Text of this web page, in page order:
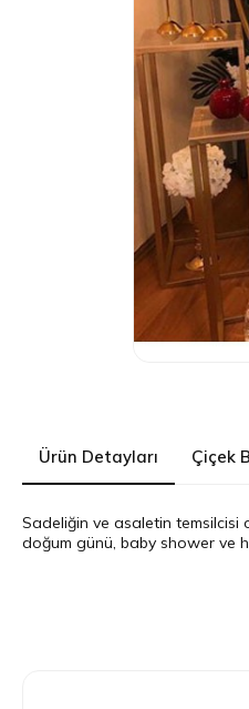
Ürün Detayları Çiçek
Sadeliğin ve asaletin temsilcisi
doğum günü, baby shower ve